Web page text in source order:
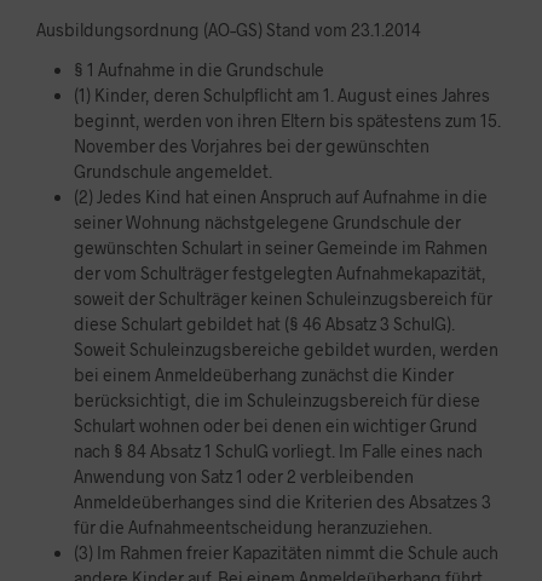
Ausbildungsordnung (AO–GS) Stand vom 23.1.2014
§ 1 Aufnahme in die Grundschule
(1) Kinder, deren Schulpflicht am 1. August eines Jahres
beginnt, werden von ihren Eltern bis spätestens zum 15.
November des Vorjahres bei der gewünschten
Grundschule angemeldet.
(2) Jedes Kind hat einen Anspruch auf Aufnahme in die
seiner Wohnung nächstgelegene Grundschule der
gewünschten Schulart in seiner Gemeinde im Rahmen
der vom Schulträger festgelegten Aufnahmekapazität,
soweit der Schulträger keinen Schuleinzugsbereich für
diese Schulart gebildet hat (§ 46 Absatz 3 SchulG).
Soweit Schuleinzugsbereiche gebildet wurden, werden
bei einem Anmeldeüberhang zunächst die Kinder
berücksichtigt, die im Schuleinzugsbereich für diese
Schulart wohnen oder bei denen ein wichtiger Grund
nach § 84 Absatz 1 SchulG vorliegt. Im Falle eines nach
Anwendung von Satz 1 oder 2 verbleibenden
Anmeldeüberhanges sind die Kriterien des Absatzes 3
für die Aufnahmeentscheidung heranzuziehen.
(3) Im Rahmen freier Kapazitäten nimmt die Schule auch